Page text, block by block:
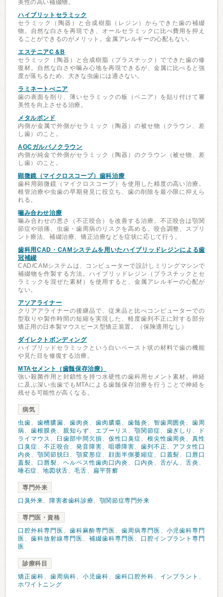
美性の高い補綴物。
ハイブリットセラミック
セラミック（陶器）と合成樹脂（レジン）からできた歯の補綴
物。自然な白さを再現でき、オールセラミックに比べ費用を抑え
ることができるのがメリット。金属アレルギーの心配もない。
エステニアC＆B
セラミック（陶器）と合成樹脂（プラスチック）でできた歯の修
復材。自然な白さや噛み心地を再現できるが、金属に比べると強
度が落ちるため、大きな虫歯には適さない。
ラミネートべニア
歯の表面を削り、薄いセラミックの板（ベニア）を貼り付けて審
美性を向上させる治療。
メタルボンド
内側が金属で外側がセラミック（陶器）の被せ物（クラウン、差
し歯）のこと。
AGCガルバノクラウン
内側が純金で外側がセラミック（陶器）のクラウン（被せ物、差
し歯）のこと。
顕微鏡（マイクロスコープ）歯科治療
歯科用顕微鏡（マイクロスコープ）を使用した精度の高い治療。
根管治療や虫歯の早期発見に役立ち、歯の削除を最小限に抑えら
れる。
噛み合わせ治療
噛み合わせの悪さ（不正咬合）を改善する治療。不正咬合は顎関
節症や頭痛、虫歯・歯周病のリスクを高める。咬合調整、スプリ
ント療法、補綴治療、矯正治療などを症状に応じて行う。
歯科用CAD・CAMシステムを用いたハイブリッドレジンによる歯
冠補綴
CAD/CAMシステムは、コンピューターで設計しミリングマシンで
補綴物を作製する方法。ハイブリッドレジン（プラスチックとセ
ラミックを混ぜた素材）を使用すると、金属アレルギーの心配が
ない。
アソアライナー
クリアアライナーの後継品で、従来品と比べコンピューターでの
型取りや製作時間の短縮を実現した、軽度歯列不正に対する部分
矯正用の日本製マウスピース型矯正装置。（保険適用なし）
ダイレクトボンディング
ハイブリッドセラミックという白いペースト状の材料で歯の機能
や見た目を修復する治療。
MTAセメント（歯髄保存治療）
強い殺菌作用と封鎖性を持つ水硬性の歯科用セメント素材。神経
に及ぶ深い虫歯でもMTAによる歯髄保存治療を行うことで神経を
残せる可能性が高くなる。
病気
虫歯、 歯槽膿漏、 歯肉炎 、 歯肉膿瘍、 歯髄炎 、 智歯周囲炎 、歯周
病、 歯根膜炎 、 親知らず、 エプーリス 、 顎関節症、 歯ぎしり 、
ド
ライマウス 、 臼歯部中間欠損 、 仮性口臭症、 根尖性歯周炎 、真性
口臭症、 不正咬合、 発音障害、 咀嚼障害、 歯列不正 、 アフタ性口
内炎 、 顎関節脱臼 、 顎変形症、 顔面半側萎縮症、 口蓋裂、 口唇口
蓋裂、 口唇裂、 ヘルペス性歯肉口内炎 、 口内炎 、 舌がん 、舌炎 、
唾石症、地図状舌、毛舌、 扁平苔癬
専門外来
口臭外来、 障害者歯科診療、 顎関節症専門外来
専門医・資格
口腔外科専門医 、 歯科麻酔専門医 、 歯周病専門医 、 小児歯科専門
医 、 歯科放射線専門医 、 補綴歯科専門医 、 口腔インプラント専門
医
診療科目
矯正歯科、 歯周病科、 小児歯科、 歯科口腔外科、 インプラント 、
ホワイトニング